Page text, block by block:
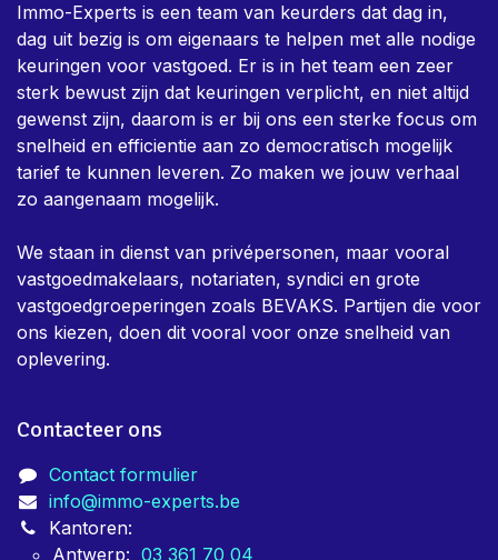
Immo-Experts is een team van keurders dat dag in,
dag uit bezig is om eigenaars te helpen met alle nodige
keuringen voor vastgoed. Er is in het team een zeer
sterk bewust zijn dat keuringen verplicht, en niet altijd
gewenst zijn, daarom is er bij ons een sterke focus om
snelheid en efficientie aan zo democratisch mogelijk
tarief te kunnen leveren. Zo maken we jouw verhaal
zo aangenaam mogelijk.
We staan in dienst van privépersonen, maar vooral
vastgoedmakelaars, notariaten, syndici en grote
vastgoedgroeperingen zoals BEVAKS. Partijen die voor
ons kiezen, doen dit vooral voor onze snelheid van
oplevering.
Contacteer ons
Contact formulier
info@immo-experts.be
Kantoren:
Antwerp: 03 361 70 04